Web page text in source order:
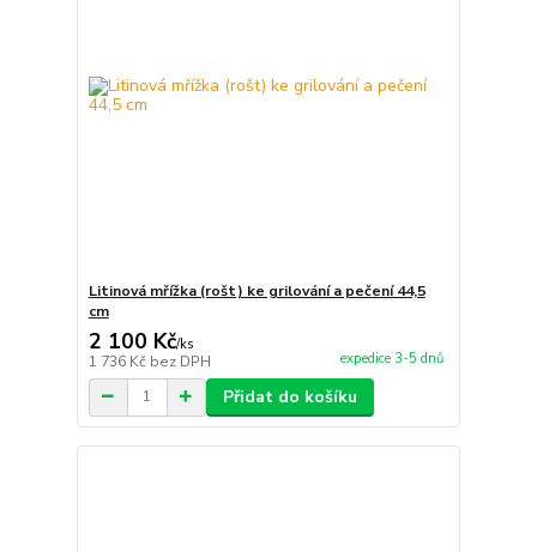
Litinová mřížka (rošt) ke grilování a pečení 44,5
cm
2 100 Kč/ks
1 736 Kč bez DPH expedice 3-5 dnů
Přidat do košíku